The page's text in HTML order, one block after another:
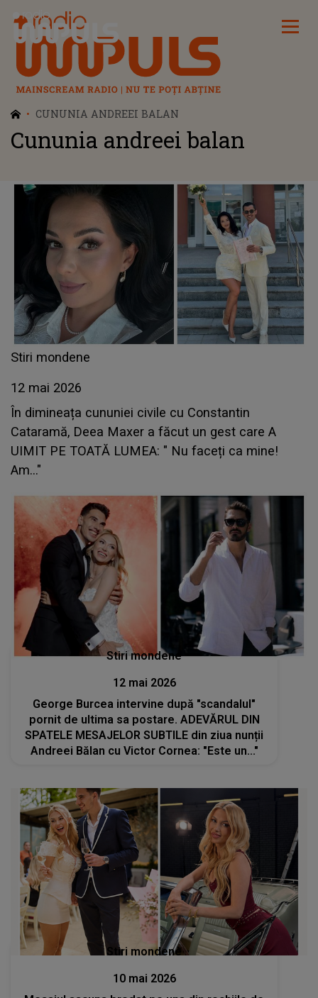
Radio Impuls
CUNUNIA ANDREEI BALAN
Cununia andreei balan
Stiri mondene
12 mai 2026
În dimineața cununiei civile cu Constantin
Cataramă, Deea Maxer a făcut un gest care A
UIMIT PE TOATĂ LUMEA: " Nu faceți ca mine!
Am..."
Stiri mondene
12 mai 2026
George Burcea intervine după "scandalul"
pornit de ultima sa postare. ADEVĂRUL DIN
SPATELE MESAJELOR SUBTILE din ziua nunții
Andreei Bălan cu Victor Cornea: "Este un..."
Stiri mondene
10 mai 2026